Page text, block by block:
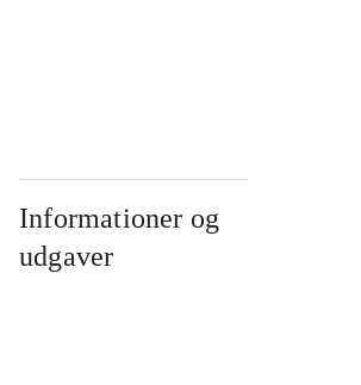
Informationer og
udgaver